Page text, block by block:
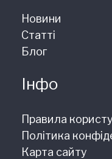
Новини
Статті
Блог
Інфо
Правила
Політика
Карта сайту